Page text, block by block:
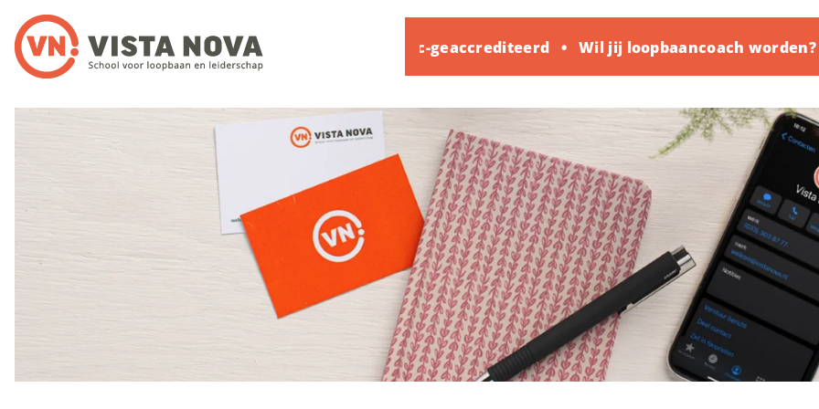
Noloc-geaccrediteerd Wil jij loopbaancoach worden?